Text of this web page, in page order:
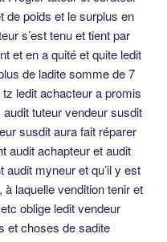
de poids et le surplus en
s’est tenu et tient par
et en a quité et quite ledit
de ladite somme de 7
ledit achacteur a promis
tuteur vendeur susdit
susdit aura fait réparer
audit achapteur et audit
audit myneur et qu’il y est
laquelle vendition tenir et
oblige ledit vendeur
et choses de sadite